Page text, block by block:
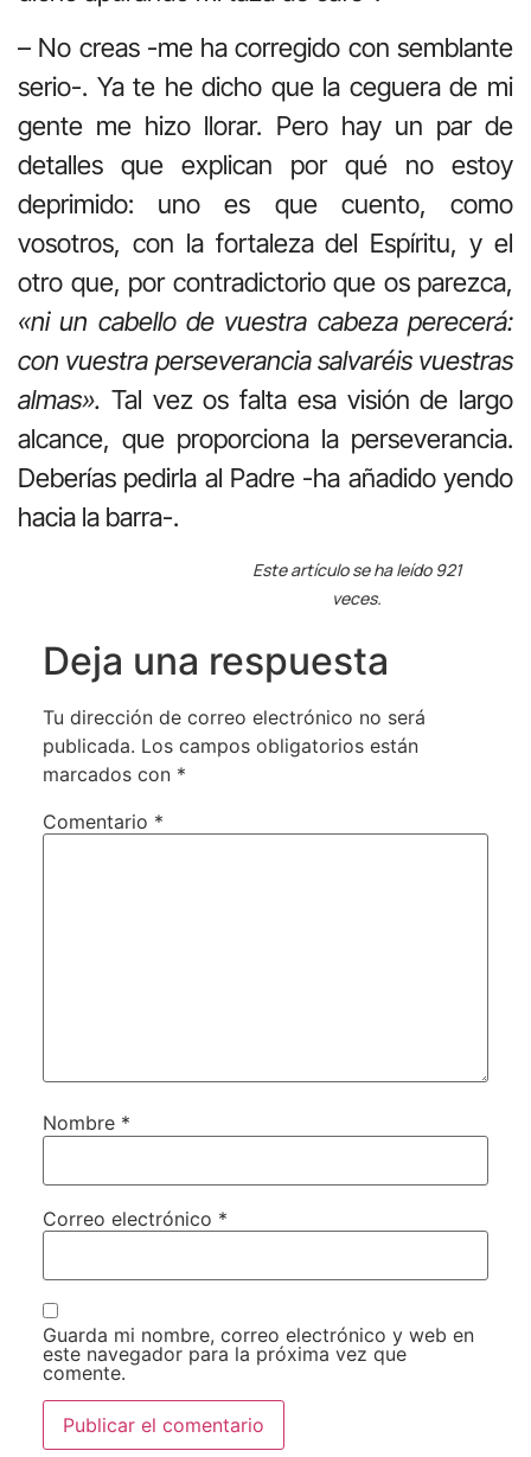
– No creas -me ha corregido con semblante
serio-. Ya te he dicho que la ceguera de mi
gente me hizo llorar. Pero hay un par de
detalles que explican por qué no estoy
deprimido: uno es que cuento, como
vosotros, con la fortaleza del Espíritu, y el
otro que, por contradictorio que os parezca,
«ni un cabello de vuestra cabeza perecerá:
con vuestra perseverancia salvaréis vuestras
almas». Tal vez os falta esa visión de largo
alcance, que proporciona la perseverancia.
Deberías pedirla al Padre -ha añadido yendo
hacia la barra-.
Este artículo se ha leído 921
veces.
Deja una respuesta
Tu dirección de correo electrónico no será
publicada. Los campos obligatorios están
marcados con *
Comentario *
Nombre *
Correo electrónico *
Guarda mi nombre, correo electrónico y web en
este navegador para la próxima vez que
comente.